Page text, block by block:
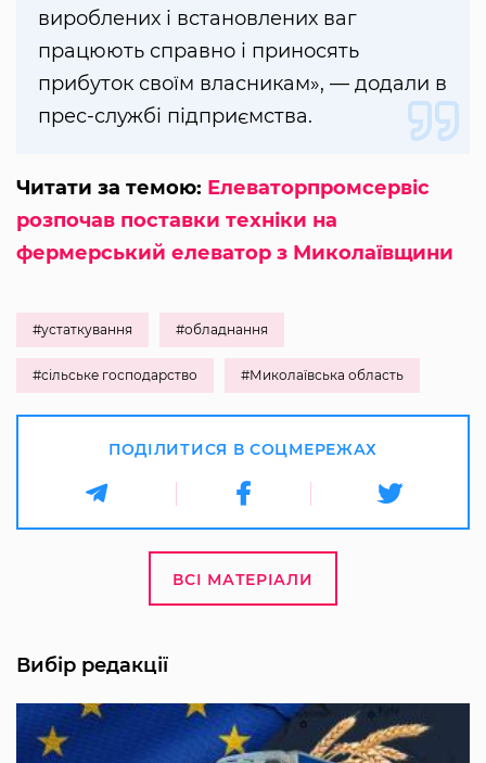
вироблених і встановлених ваг
працюють справно і приносять
прибуток своїм власникам», — додали в
прес-службі підприємства.
Читати за темою: Елеваторпромсервіс
розпочав поставки техніки на
фермерський елеватор з Миколаївщини
#устаткування #обладнання
#сільське господарство #Миколаївська область
ПОДІЛИТИСЯ В СОЦМЕРЕЖАХ
ВСІ МАТЕРІАЛИ
Вибір редакції